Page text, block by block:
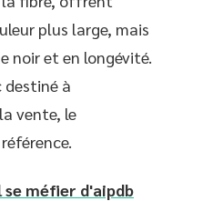
plus large, mais
noir et en longévité.
destiné à
vente, le
méfier d'aipdb